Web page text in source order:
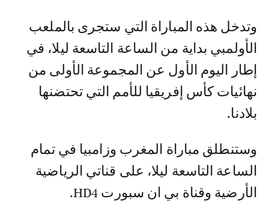
وتدخل هذه المباراة التي ستجرى بالملعب
الأولمبي بداية من الساعة التاسعة ليلا، في
إطار اليوم الأول عن المجموعة الأولى من
نهائيات كأس إفريقيا للأمم التي تحتضنها
بلادنا.
وستنطلق مباراة المغرب وزامبيا في تمام
الساعة التاسعة ليلا، على قناتي الرياضية
الأرضية وقناة بي ان سبورت HD4.